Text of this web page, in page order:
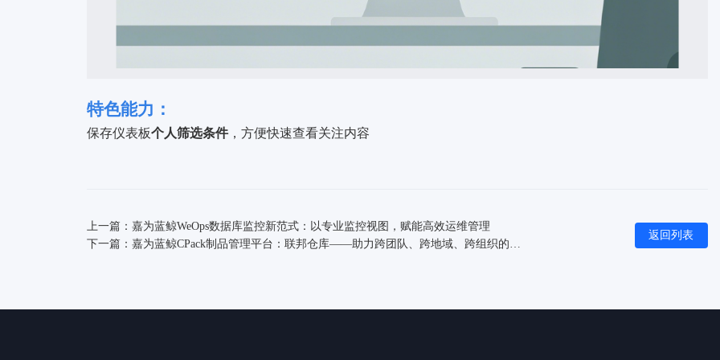
特色能力：
保存仪表板个人筛选条件，方便快速查看关注内容
上一篇：嘉为蓝鲸WeOps数据库监控新范式：以专业监控视图，赋能高效运维管理
下一篇：嘉为蓝鲸CPack制品管理平台：联邦仓库——助力跨团队、跨地域、跨组织的制品资产协作
返回列表